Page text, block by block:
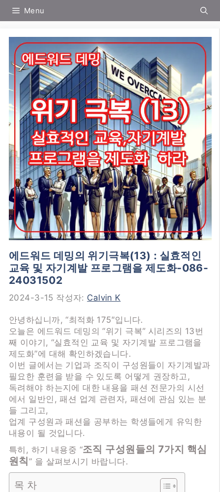
Menu
에드워드 데밍의 위기극복(13) : 실효적인
교육 및 자기계발 프로그램을 제도화-086-
24031502
2024-3-15 작성자: Calvin K
안녕하십니까, “최적화 175″입니다.
오늘은 에드워드 데밍의 “위기 극복” 시리즈의 13번
째 이야기, “실효적인 교육 및 자기계발 프로그램을
제도화”에 대해 확인하겠습니다.
이번 글에서는 기업과 조직이 구성원들이 자기계발과
필요한 훈련을 받을 수 있도록 어떻게 권장하고,
독려해야 하는지에 대한 내용을 패션 전문가의 시선
에서 일반인, 패션 업계 관련자, 패션에 관심 있는 분
들 그리고,
업계 구성원과 패션을 공부하는 학생들에게 유익한
내용이 될 것입니다.
특히, 하기 내용중 “조직 구성원들의 7가지 핵심
원칙 ” 을 살펴보시기 바랍니다.
목 차